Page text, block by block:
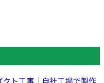
クト工事｜自社工場で製作